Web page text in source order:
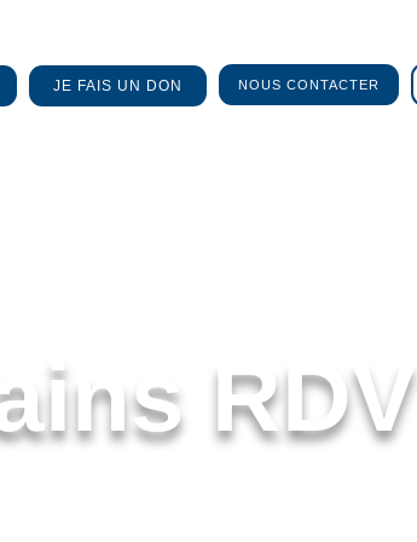
JE FAIS UN DON NOUS CONTACTER
RDV